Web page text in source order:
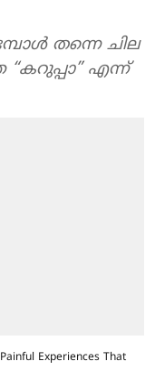
തന്നെ ചില
എന്ന്
Experiences That